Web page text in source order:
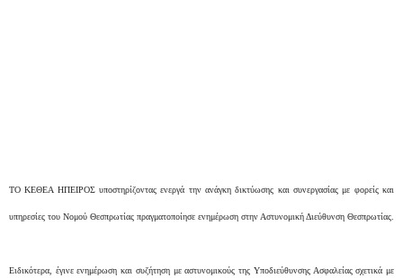
TO ΚΕΘΕΑ ΗΠΕΙΡΟΣ υποστηρίζοντας ενεργά την ανάγκη δικτύωσης και συνεργασίας με φορείς και
υπηρεσίες του Νομού Θεσπρωτίας πραγματοποίησε ενημέρωση στην Αστυνομική Διεύθυνση Θεσπρωτίας.
Ειδικότερα, έγινε ενημέρωση και συζήτηση με αστυνομικούς της Υποδιεύθυνσης Ασφαλείας σχετικά με